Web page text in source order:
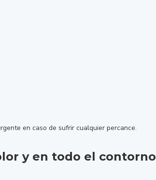
en caso de sufrir cualquier percance.
y en todo el contorno